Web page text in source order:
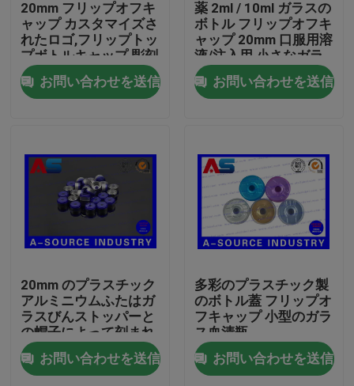
プロダクト
工場旅行
品質管理
私達に連絡しなさい
20mm フリップオフキ
ャップ カスタマイズさ
れたロゴ,フリップトッ
プボトルキャップ 彫刻
されたカスタムロゴ
MOQ 30000pcs
お問い合わせを送信
薬 2ml / 10ml ガラスの
ボトル フリップオフキ
ャップ 20mm 口服用溶
液/注入用 小さなガラ
スのボトル
お問い合わせを送信
20mm のプラスチック
アルミニウムふたはガ
ラスびんストッパーと
の帽子によって刻まれ
る注文のロゴを離れて
弾きます
お問い合わせを送信
多彩のプラスチック製
のボトル蓋 フリップオ
フキャップ 小型のガラ
ス血清瓶
11mm,13mm,20mm
お問い合わせを送信